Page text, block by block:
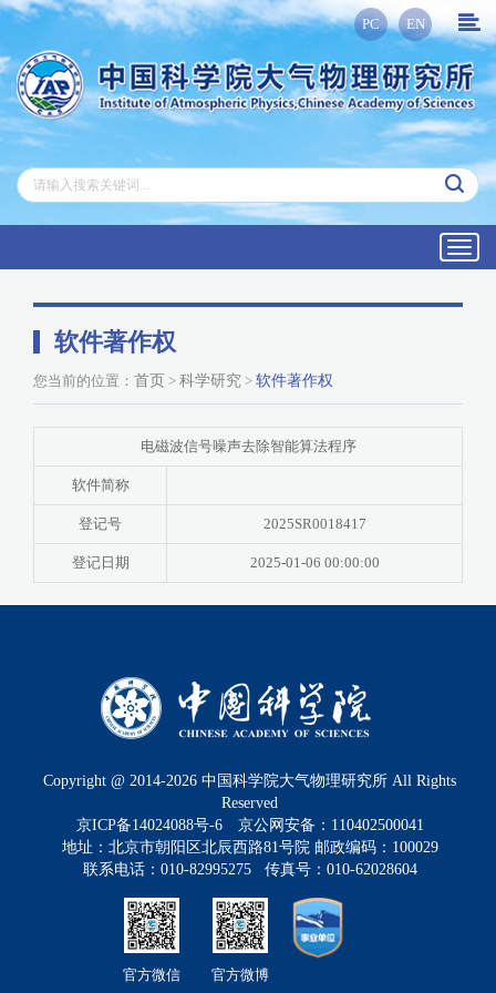
PC EN
软件著作权
您当前的位置： 首页 > 科学研究 > 软件著作权
电磁波信号噪声去除智能算法程序
软件简称
登记号 2025SR0018417
登记日期 2025-01-06 00:00:00
Copyright @ 2014-2026 中国科学院大气物理研究所 All Rights
Reserved
京ICP备14024088号-6
京公网安备：110402500041
地址：北京市朝阳区北辰西路81号院 邮政编码：100029
联系电话：010-82995275 传真号：010-62028604
官方微信 官方微博